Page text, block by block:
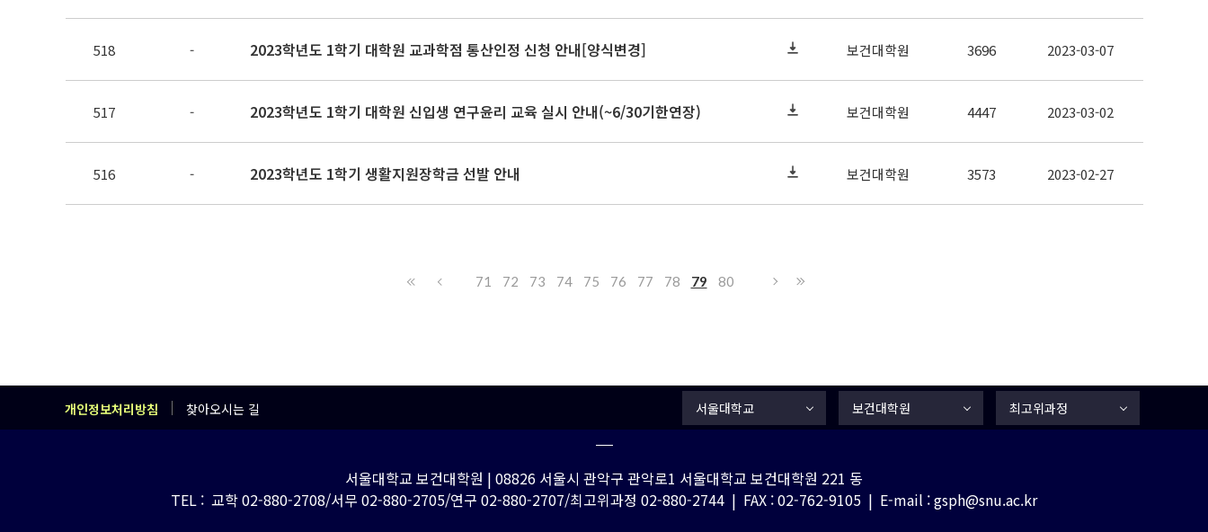
518 - 2023학년도 1학기 대학원 교과학점 통산인정 신청 안내[양식변경] 보건대학원 3696 2023-03-07
517 - 2023학년도 1학기 대학원 신입생 연구윤리 교육 실시 안내(~6/30기한연장) 보건대학원 4447 2023-03-02
516 - 2023학년도 1학기 생활지원장학금 선발 안내 보건대학원 3573 2023-02-27
71 72 73 74 75 76 77 78 79 80
개인정보처리방침 찾아오시는 길 서울대학교 보건대학원 최고위과정
서울대학교 보건대학원 | 08826 서울시 관악구 관악로1 서울대학교 보건대학원 221 동
TEL : 교학 02-880-2708/서무 02-880-2705/연구 02-880-2707/최고위과정 02-880-2744 | FAX : 02-762-9105 | E-mail : gsph@snu.ac.kr